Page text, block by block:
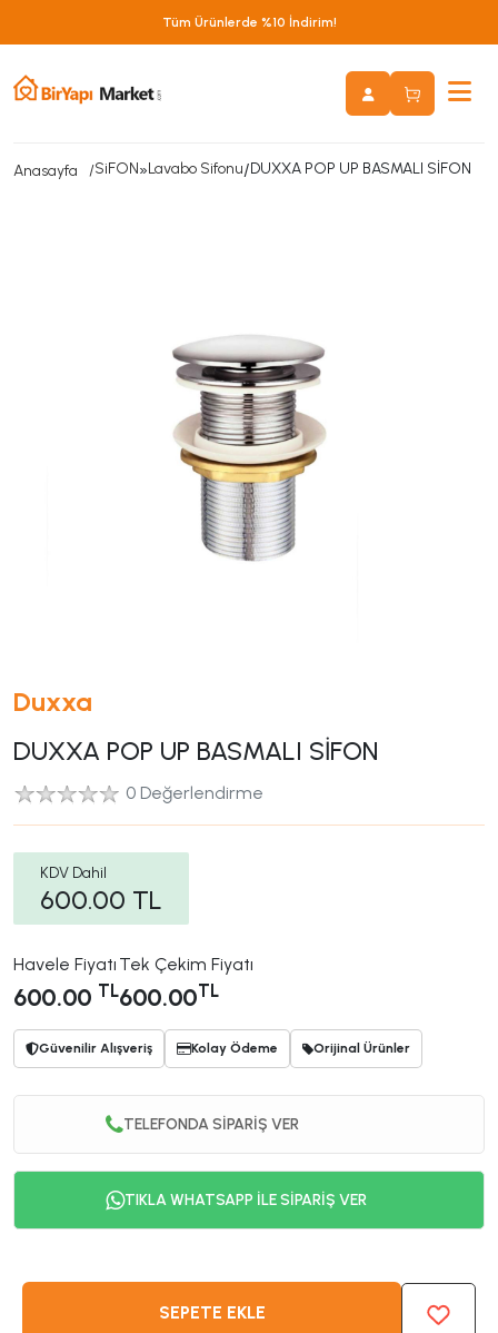
Tüm Ürünlerde %10 İndirim!
Anasayfa SiFON»Lavabo Sifonu/DUXXA POP UP BASMALI SİFON
Duxxa
DUXXA POP UP BASMALI SİFON
0 Değerlendirme
KDV Dahil
600.00 TL
Havele Fiyatı
600.00 TL
Tek Çekim Fiyatı
600.00TL
Güvenilir Alışveriş Kolay Ödeme Orijinal Ürünler
TELEFONDA SİPARİŞ VER
TIKLA WHATSAPP İLE SİPARİŞ VER
SEPETE EKLE